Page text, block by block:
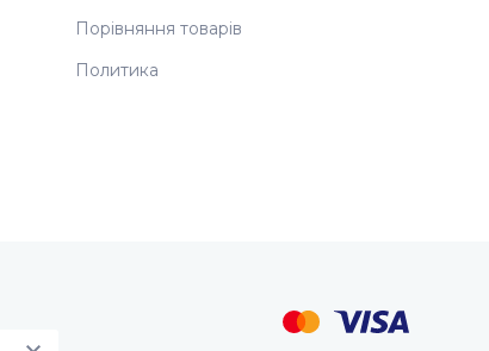
Порівняння товарів
Политика